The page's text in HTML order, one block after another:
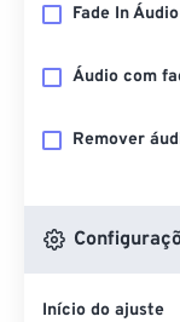
Fade In Áudio
Áudio com
Remover
Início do ajuste